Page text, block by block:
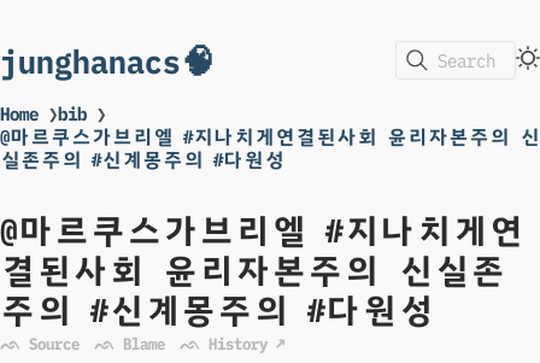
junghanacs🧠 Search
Home ❯bib ❯
@마르쿠스가브리엘 #지나치게연결된사회 윤리자본주의 신
실존주의 #신계몽주의 #다원성
@마르쿠스가브리엘 #지나치게연
결된사회 윤리자본주의 신실존
주의 #신계몽주의 #다원성
ᨒ Source ᨒ Blame ᨒ History ↗